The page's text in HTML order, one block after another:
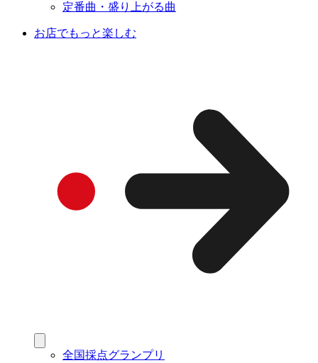
定番曲・盛り上がる曲
お店でもっと楽しむ
全国採点グランプリ